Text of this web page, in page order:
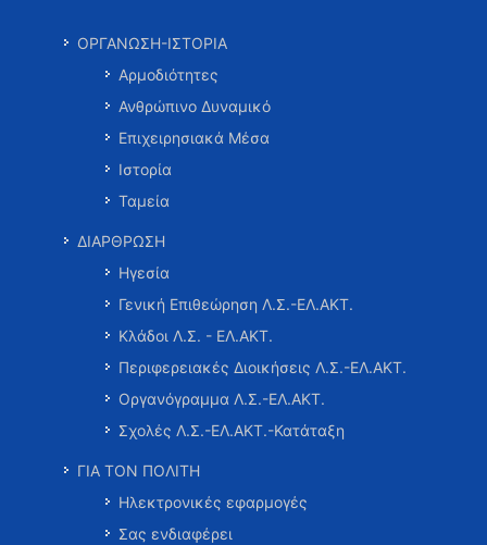
ΟΡΓΑΝΩΣΗ-ΙΣΤΟΡΙΑ
Αρμοδιότητες
Ανθρώπινο Δυναμικό
Επιχειρησιακά Μέσα
Ιστορία
Ταμεία
ΔΙΑΡΘΡΩΣΗ
Ηγεσία
Γενική Επιθεώρηση Λ.Σ.-ΕΛ.ΑΚΤ.
Κλάδοι Λ.Σ. - ΕΛ.ΑΚΤ.
Περιφερειακές Διοικήσεις Λ.Σ.-ΕΛ.ΑΚΤ.
Οργανόγραμμα Λ.Σ.-ΕΛ.ΑΚΤ.
Σχολές Λ.Σ.-ΕΛ.ΑΚΤ.-Κατάταξη
ΓΙΑ ΤΟΝ ΠΟΛΙΤΗ
Ηλεκτρονικές εφαρμογές
Σας ενδιαφέρει